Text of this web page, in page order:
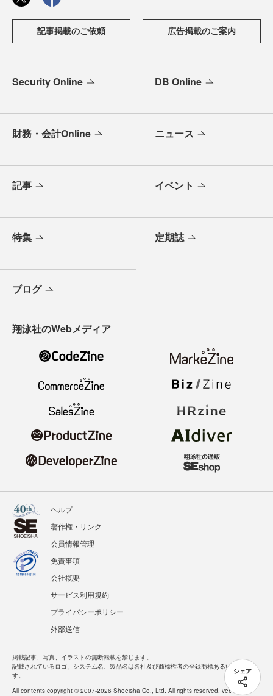
シェア
記事掲載のご依頼 広告掲載のご案内
Security Online DB Online
財務・会計Online ニュース
記事 イベント
特集 定期誌
ブログ
翔泳社のWebメディア
ヘルプ
著作権・リンク
会員情報管理
免責事項
会社概要
サービス利用規約
プライバシーポリシー
外部送信
掲載記事、写真、イラストの無断転載を禁じます。
記載されているロゴ、システム名、製品名は各社及び商標権者の登録商標あるいは商標で
す。
All contents copyright © 2007-2026 Shoeisha Co., Ltd. All rights reserved. ver.1.5